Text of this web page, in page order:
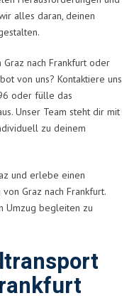
alles daran, deinen
nach Frankfurt oder
von uns? Kontaktiere uns
oder fülle das
Unser Team steht dir mit
zu deinem
und erlebe einen
Graz nach Frankfurt.
Umzug begleiten zu